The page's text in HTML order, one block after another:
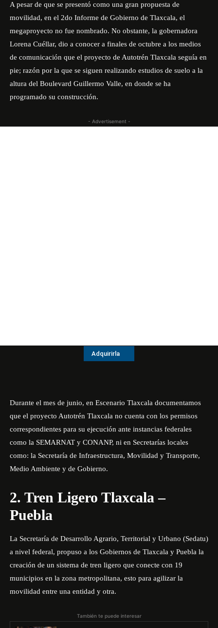
A pesar de que se presentó como una gran propuesta de
movilidad, en el 2do Informe de Gobierno de Tlaxcala, el
megaproyecto no fue nombrado. No obstante, la gobernadora
Lorena Cuéllar, dio a conocer a finales de octubre a los medios
de comunicación que el proyecto de Autotrén Tlaxcala seguía en
pie; razón por la que se siguen realizando estudios de suelo a la
altura del Boulevard Guillermo Valle, en donde se ha
programado su construcción.
- Advertisement -
Adquirirla
Durante el mes de junio, en Escenario Tlaxcala documentamos
que el proyecto Autotrén Tlaxcala no cuenta con los permisos
correspondientes para su ejecución ante instancias federales
como la SEMARNAT y CONANP, ni en Secretarías locales
como: la Secretaría de Infraestructura, Movilidad y Transporte,
Medio Ambiente y de Gobierno.
2. Tren Ligero Tlaxcala –
Puebla
La Secretaría de Desarrollo Agrario, Territorial y Urbano (Sedatu)
a nivel federal, propuso a los Gobiernos de Tlaxcala y Puebla la
creación de un sistema de tren ligero que conecte con 19
municipios en la zona metropolitana, esto para agilizar la
movilidad entre una entidad y otra.
También te puede interesar